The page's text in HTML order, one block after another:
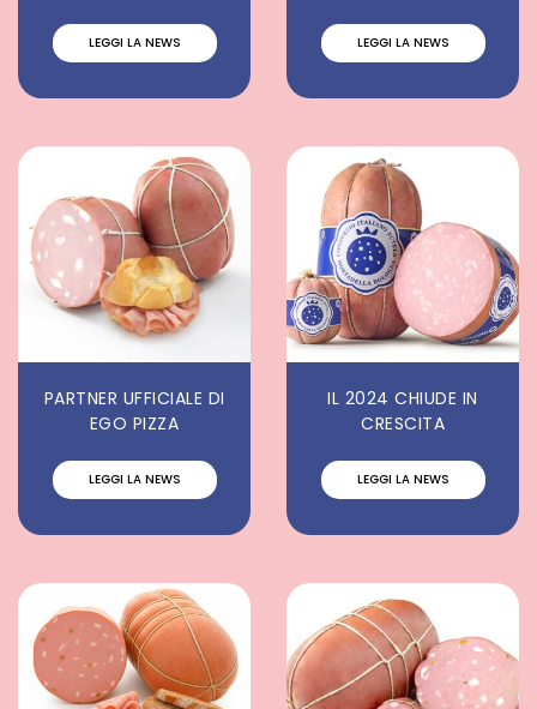
LEGGI LA NEWS LEGGI LA NEWS
PARTNER UFFICIALE DI
EGO PIZZA
LEGGI LA NEWS
IL 2024 CHIUDE IN
CRESCITA
LEGGI LA NEWS